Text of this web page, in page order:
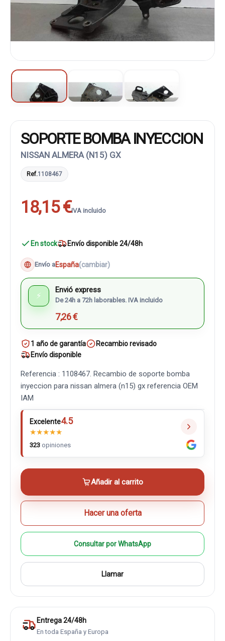
SOPORTE BOMBA INYECCION
NISSAN ALMERA (N15) GX
Ref.1108467
18,15 €IVA incluido
En stock Envío disponible 24/48h
Envío aEspaña(cambiar)
⚡
Envió express
De 24h a 72h laborables. IVA incluido
7,26 €
1 año de garantía
Recambio revisado
Envío disponible
Referencia : 1108467. Recambio de soporte bomba
inyeccion para nissan almera (n15) gx referencia OEM
IAM
Excelente4.5
★★★★★
323 opiniones
Añadir al carrito
Hacer una oferta
Consultar por WhatsApp
Llamar
Entrega 24/48h
En toda España y Europa